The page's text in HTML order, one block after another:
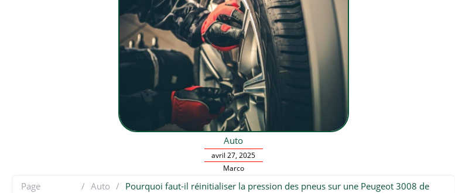
Auto
avril 27, 2025
Marco
Page
/ Auto / Pourquoi faut-il réinitialiser la pression des pneus sur une Peugeot 3008 de